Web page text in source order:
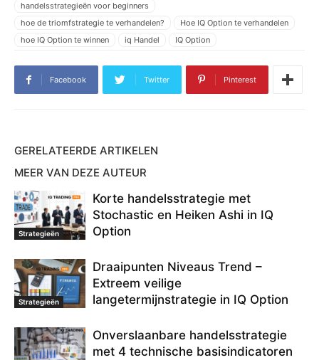
handelsstrategieën voor beginners
hoe de triomfstrategie te verhandelen?
Hoe IQ Option te verhandelen
hoe IQ Option te winnen
iq Handel
IQ Option
IQ Option strategieën
IQ Option strategieën voor beginners
iqoptie
nieuwe IQ Option strategieën
triomf handelsstrategie
triomfhandel
Facebook Twitter Pinterest
GERELATEERDE ARTIKELEN
MEER VAN DEZE AUTEUR
Strategieën
Korte handelsstrategie met
Stochastic en Heiken Ashi in IQ
Option
Strategieën
Draaipunten Niveaus Trend –
Extreem veilige
langetermijnstrategie in IQ Option
Onverslaanbare handelsstrategie
met 4 technische basisindicatoren